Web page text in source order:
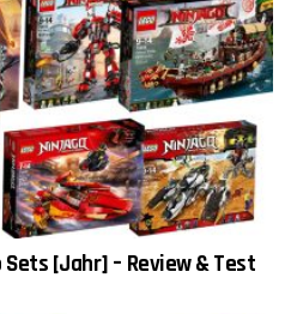
Sets [Jahr] – Review & Test